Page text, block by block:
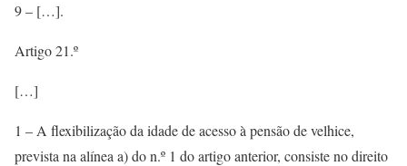
9 – […].
Artigo 21.º
[…]
1 – A flexibilização da idade de acesso à pensão de velhice,
prevista na alínea a) do n.º 1 do artigo anterior, consiste no direito